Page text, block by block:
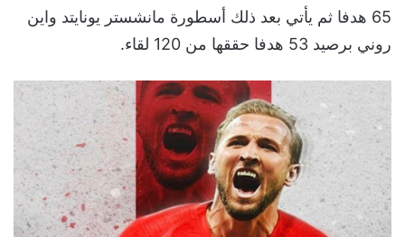
65 هدفا ثم يأتي بعد ذلك أسطورة مانشستر يونايتد واين
روني برصيد 53 هدفا حققها من 120 لقاء.